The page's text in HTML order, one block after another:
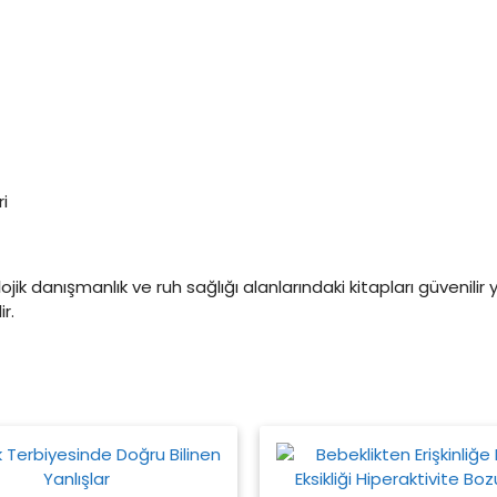
danışmanlık ve ruh sağlığı alanlarındaki kitapları